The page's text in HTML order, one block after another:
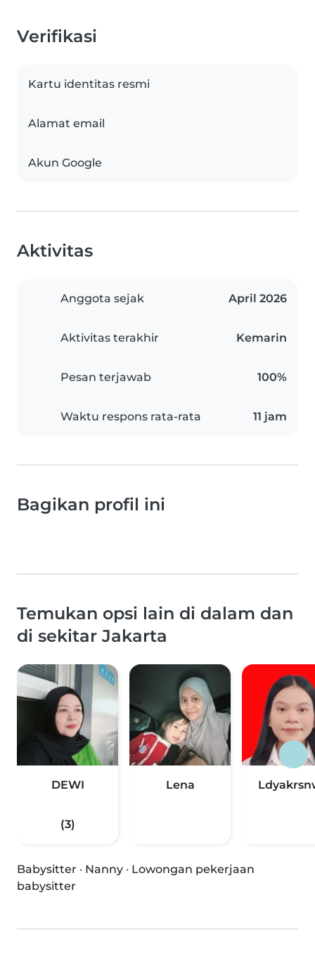
Verifikasi
Kartu identitas resmi
Alamat email
Akun Google
Aktivitas
Anggota sejak April 2026
Aktivitas terakhir Kemarin
Pesan terjawab 100%
Waktu respons rata-rata 11 jam
Bagikan profil ini
Temukan opsi lain di dalam dan
di sekitar Jakarta
DEWI
(3)
Lena
Babysitter · Nanny · Lowongan pekerjaan
babysitter